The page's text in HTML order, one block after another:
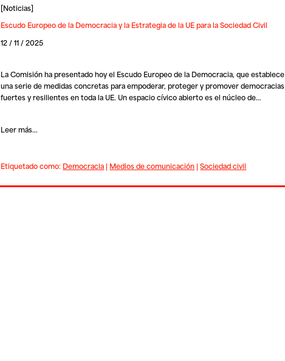
[Noticias]
Escudo Europeo de la Democracia y la Estrategia de la UE para la Sociedad Civil
12 / 11 / 2025
La Comisión ha presentado hoy el Escudo Europeo de la Democracia, que establece
una serie de medidas concretas para empoderar, proteger y promover democracias
fuertes y resilientes en toda la UE. Un espacio cívico abierto es el núcleo de…
Leer más...
Etiquetado como: Democracia | Medios de comunicación |Sociedad civil